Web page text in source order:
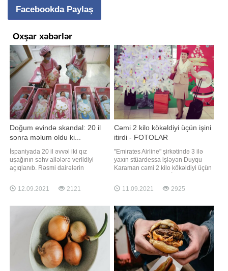
Facebookda Paylaş
Oxşar xəbərlər
Doğum evində skandal: 20 il
sonra məlum oldu ki...
İspaniyada 20 il əvvəl iki qız
uşağının səhv ailələrə verildiyi
açıqlanıb. Rəsmi dairələrin
bölgəsində baş verib. Açıqlamaya
görə, hadisə tibb işçilərinin
Bildirilir ki, uşaqlar 5 saat fərqlə
dünyaya gəlib. Onlar zəif olduğu
üçün xüsus
12.09.2021 2121
Cəmi 2 kilo kökəldiyi üçün işini
itirdi - FOTOLAR
"Emirates Airline" şirkətində 3 ilə
yaxın stüardessa işləyən Duyqu
Karaman cəmi 2 kilo kökəldiyi üçün
verir ki, bu barədə "Mirror" yazır.
Belə ki, iş yoldaşlarından biri onun
rəhbərliyə şikayət edib. Şikayətdə
11.09.2021 2925